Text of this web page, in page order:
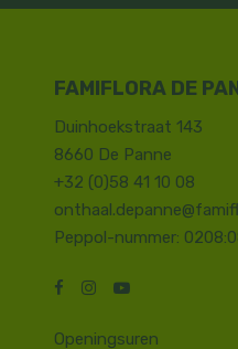
FAMIFLORA DE
Duinhoekstraat 143
8660 De Panne
+32 (0)58 41 10 08
Peppol-nummer:
Openingsuren